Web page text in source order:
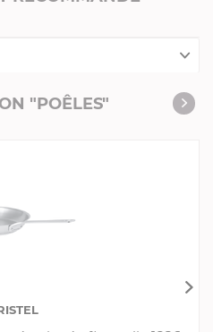
"POÊLES"